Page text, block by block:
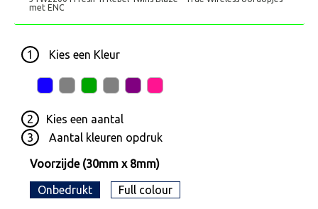
met ENC
1 Kies een Kleur
2 Kies een aantal
3
Aantal kleuren opdruk
Voorzijde (30mm x 8mm)
Onbedrukt Full colour